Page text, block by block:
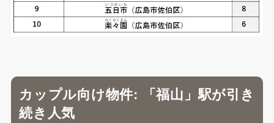
カップル向け物件: 「福山」駅が引き
続き人気